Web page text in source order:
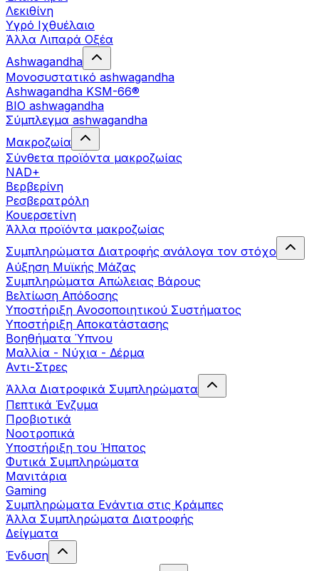
Λεκιθίνη
Υγρό Ιχθυέλαιο
Άλλα Λιπαρά Οξέα
Ashwagandha
Μονοσυστατικό ashwagandha
Ashwagandha KSM-66®
BIO ashwagandha
Σύμπλεγμα ashwagandha
Μακροζωία
Σύνθετα προϊόντα μακροζωίας
NAD+
Βερβερίνη
Ρεσβερατρόλη
Κουερσετίνη
Άλλα προϊόντα μακροζωίας
Συμπληρώματα Διατροφής ανάλογα τον στόχο
Αύξηση Μυϊκής Μάζας
Συμπληρώματα Aπώλειας Βάρους
Βελτίωση Απόδοσης
Υποστήριξη Ανοσοποιητικού Συστήματος
Yποστήριξη Αποκατάστασης
Βοηθήματα Ύπνου
Μαλλία - Νύχια - Δέρμα
Αντι-Στρες
Άλλα Διατροφικά Συμπληρώματα
Πεπτικά Ένζυμα
Προβιοτικά
Νοοτροπικά
Υποστήριξη του Ήπατος
Φυτικά Συμπληρώματα
Μανιτάρια
Gaming
Συμπληρώματα Ενάντια στις Κράμπες
Άλλα Συμπληρώματα Διατροφής
Δείγματα
Ένδυση